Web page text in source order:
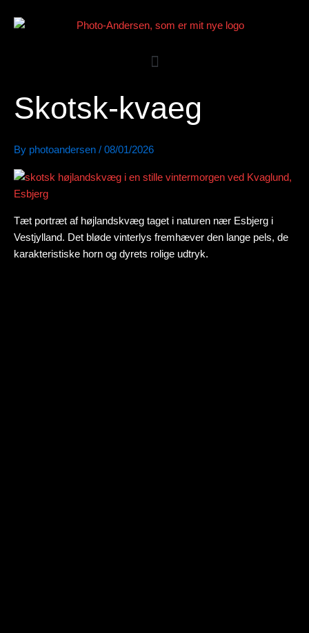
Skotsk-kvaeg
By photoandersen / 08/01/2026
Tæt portræt af højlandskvæg taget i naturen nær Esbjerg i
Vestjylland. Det bløde vinterlys fremhæver den lange pels, de
karakteristiske horn og dyrets rolige udtryk.